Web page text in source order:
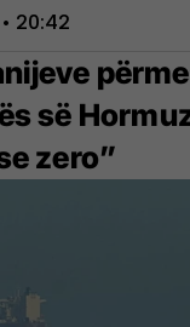
20:42
së
zero”